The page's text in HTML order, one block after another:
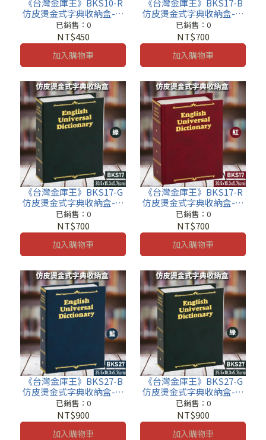
《台灣金庫王》BKS10-R
仿皮燙金式字典收納盒-紅
保密櫃
已銷售：0
NT$450
加入購物車
《台灣金庫王》BKS17-B
仿皮燙金式字典收納盒-藍
保密櫃
已銷售：0
NT$700
加入購物車
《台灣金庫王》BKS17-G
仿皮燙金式字典收納盒-綠
保密櫃
已銷售：0
NT$700
加入購物車
《台灣金庫王》BKS17-R
仿皮燙金式字典收納盒-紅
保密櫃
已銷售：0
NT$700
加入購物車
《台灣金庫王》BKS27-B
仿皮燙金式字典收納盒-藍
保密櫃
已銷售：0
NT$900
加入購物車
《台灣金庫王》BKS27-G
仿皮燙金式字典收納盒-綠
保密櫃
已銷售：0
NT$900
加入購物車